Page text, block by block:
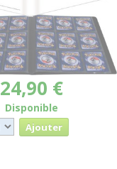
24,90 €
Disponible